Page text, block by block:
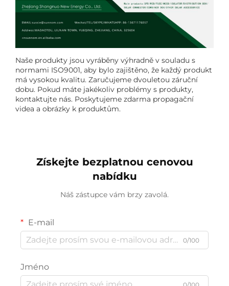
Naše produkty jsou vyráběny výhradně v souladu s
normami ISO9001, aby bylo zajištěno, že každý produkt
má vysokou kvalitu. Zaručujeme dvouletou záruční
dobu. Pokud máte jakékoliv problémy s produkty,
kontaktujte nás. Poskytujeme zdarma propagační
videa a obrázky k produktům.
Získejte bezplatnou cenovou
nabídku
Náš zástupce vám brzy zavolá.
E-mail
0/100
Jméno